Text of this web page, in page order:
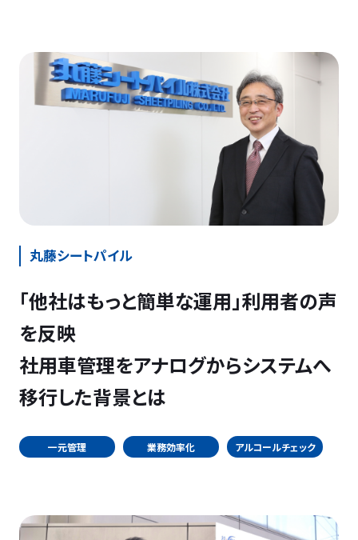
丸藤シートパイル
「他社はもっと簡単な運用」利用者の声
を反映
社用車管理をアナログからシステムへ
移行した背景とは
一元管理 業務効率化 アルコールチェック